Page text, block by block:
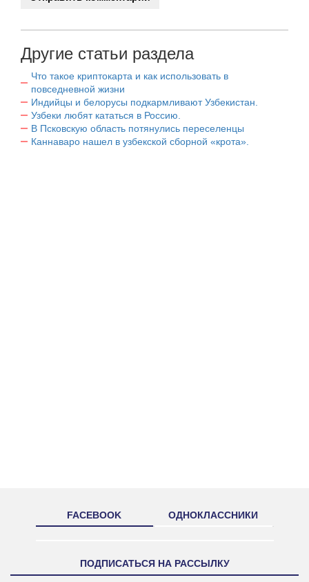
Другие статьи раздела
Что такое криптокарта и как использовать в
повседневной жизни
Индийцы и белорусы подкармливают Узбекистан.
Узбеки любят кататься в Россию.
В Псковскую область потянулись переселенцы
Каннаваро нашел в узбекской сборной «крота».
FACEBOOK ОДНОКЛАССНИКИ
ПОДПИСАТЬСЯ НА РАССЫЛКУ